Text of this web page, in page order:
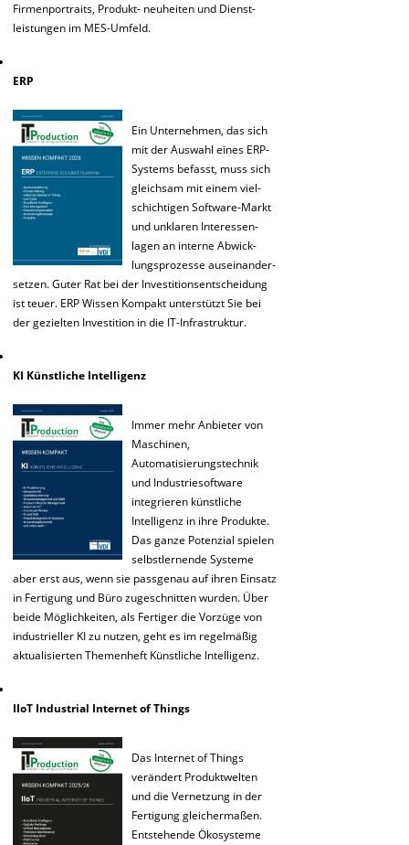
Firmenportraits, Produkt- neuheiten und Dienst-
leistungen im MES-Umfeld.
ERP
Ein Unternehmen, das sich
mit der Auswahl eines ERP-
Systems befasst, muss sich
gleichsam mit einem viel-
schichtigen Software-Markt
und unklaren Interessen-
lagen an interne Abwick-
lungsprozesse auseinander-
setzen. Guter Rat bei der Investitionsentscheidung
ist teuer. ERP Wissen Kompakt unterstützt Sie bei
der gezielten Investition in die IT-Infrastruktur.
KI Künstliche Intelligenz
Immer mehr Anbieter von
Maschinen,
Automatisierungstechnik
und Industriesoftware
integrieren künstliche
Intelligenz in ihre Produkte.
Das ganze Potenzial spielen
selbstlernende Systeme
aber erst aus, wenn sie passgenau auf ihren Einsatz
in Fertigung und Büro zugeschnitten wurden. Über
beide Möglichkeiten, als Fertiger die Vorzüge von
industrieller KI zu nutzen, geht es im regelmäßig
aktualisierten Themenheft Künstliche Intelligenz.
IIoT Industrial Internet of Things
Das Internet of Things
verändert Produktwelten
und die Vernetzung in der
Fertigung gleichermaßen.
Entstehende Ökosysteme